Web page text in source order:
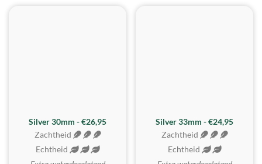
Silver 30mm - €26,95
Zachtheid
Echtheid
Silver 33mm - €24,95
Zachtheid
Echtheid